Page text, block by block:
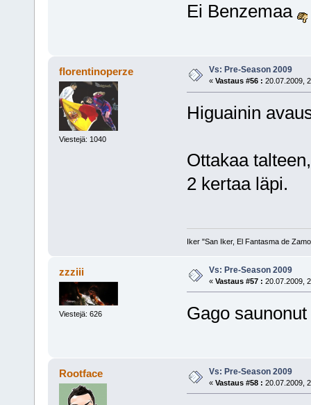
Ei Benzemaa
florentinoperze
Viestejä: 1040
Vs: Pre-Season 2009
« Vastaus #56 : 20.07.2009,
Higuainin
Ottakaa
2 kertaa läpi.
Iker "San Iker, El Fantasma de
zzziii
Viestejä: 626
Vs: Pre-Season 2009
« Vastaus #57 : 20.07.2009,
Gago
Rootface Vs: Pre-Season 2009
« Vastaus #58 : 20.07.2009,